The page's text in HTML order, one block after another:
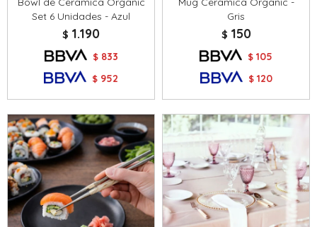
Set 6 Unidades - Azul
$ 1.190
$ 833
$ 952
Gris
$ 150
$ 105
$ 120